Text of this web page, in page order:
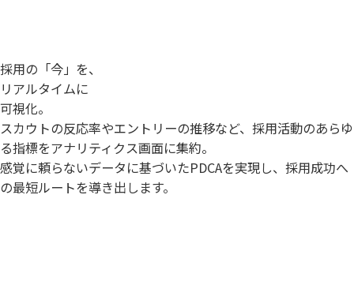
採用の「今」を、
リアルタイムに
可視化。
スカウトの反応率やエントリーの推移など、採用活動のあらゆ
る指標をアナリティクス画面に集約。
感覚に頼らないデータに基づいたPDCAを実現し、採用成功へ
の最短ルートを導き出します。